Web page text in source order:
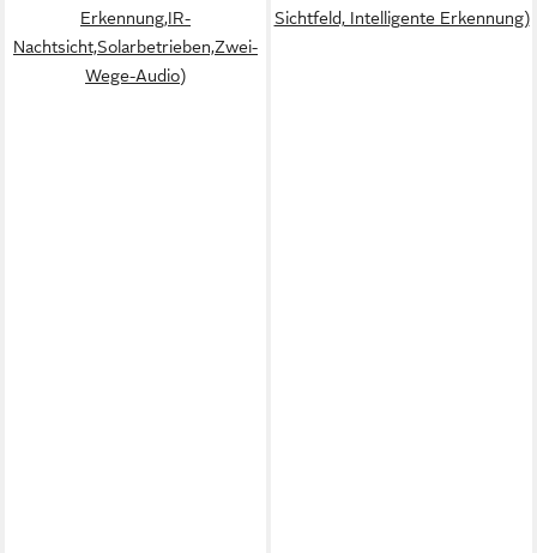
Erkennung,IR-
Nachtsicht,Solarbetrieben,Zwei-
Wege-Audio)
Sichtfeld, Intelligente Erkennung)